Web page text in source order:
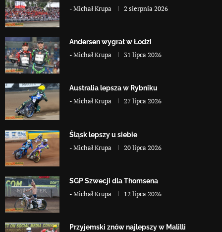
-Michał Krupa 2 sierpnia 2026
Andersen wygrał w Łodzi
-Michał Krupa 31 lipca 2026
Australia lepsza w Rybniku
-Michał Krupa 27 lipca 2026
Śląsk lepszy u siebie
-Michał Krupa 20 lipca 2026
SGP Szwecji dla Thomsena
-Michał Krupa 12 lipca 2026
Przyjemski znów najlepszy w Malilli